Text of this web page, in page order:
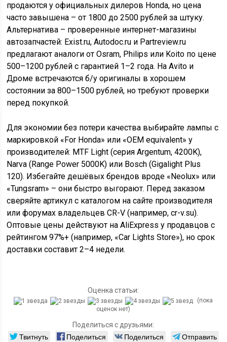
продаются у официальных дилеров Honda, но цена
часто завышена – от 1800 до 2500 рублей за штуку.
Альтернатива – проверенные интернет-магазины
автозапчастей: Exist.ru, Autodoc.ru и Partreview.ru
предлагают аналоги от Osram, Philips или Koito по цене
500–1200 рублей с гарантией 1–2 года. На Avito и
Дроме встречаются б/у оригиналы в хорошем
состоянии за 800–1500 рублей, но требуют проверки
перед покупкой.
Для экономии без потери качества выбирайте лампы с
маркировкой «For Honda» или «OEM equivalent» у
производителей: MTF Light (серия Argentum, 4200K),
Narva (Range Power 5000K) или Bosch (Gigalight Plus
120). Избегайте дешёвых брендов вроде «Neolux» или
«Tungsram» – они быстро выгорают. Перед заказом
сверяйте артикул с каталогом на сайте производителя
или форумах владельцев CR-V (например, cr-v.su).
Оптовые цены действуют на AliExpress у продавцов с
рейтингом 97%+ (например, «Car Lights Store»), но срок
доставки составит 2–4 недели.
Оценка статьи:
(пока
оценок нет)
Поделиться с друзьями:
Твитнуть Поделиться Поделиться
Отправить